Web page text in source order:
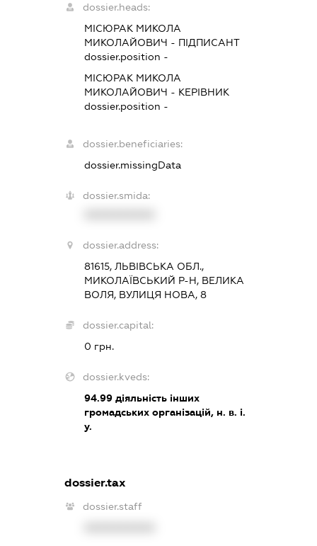
dossier.heads:
МІСЮРАК МИКОЛА
МИКОЛАЙОВИЧ - ПІДПИСАНТ
dossier.position -
МІСЮРАК МИКОЛА
МИКОЛАЙОВИЧ - КЕРІВНИК
dossier.position -
dossier.beneficiaries:
dossier.missingData
dossier.smida:
dossier.address:
81615, ЛЬВІВСЬКА ОБЛ.,
МИКОЛАЇВСЬКИЙ Р-Н, ВЕЛИКА
ВОЛЯ, ВУЛИЦЯ НОВА, 8
dossier.capital:
0 грн.
dossier.kveds:
94.99діяльність інших
громадських організацій, н. в. і.
у.
dossier.tax
dossier.staff